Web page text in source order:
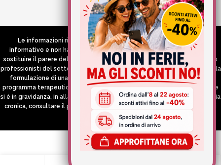
Credits:Aries comunica
Le informazioni riportate nel Sito hanno esclusivamente scopo
informativo e non hanno in alcun modo né la pretesa né l’obiettivo di
sostituire il parere del medico e/o specialista, di altri operatori sanitari o
professionisti del settore che devono in ogni caso essere contattati per la
formulazione di una diagnosi o l’indicazione di un eventuale corretto
programma terapeutico e/o dietetico e/o di integrazione alimentare. Se
si è in gravidanza, in allattamento o si stanno assumendo farmaci in terapia
cronica, consultare il proprio medico curante prima di assumere qualsiasi
integratore.